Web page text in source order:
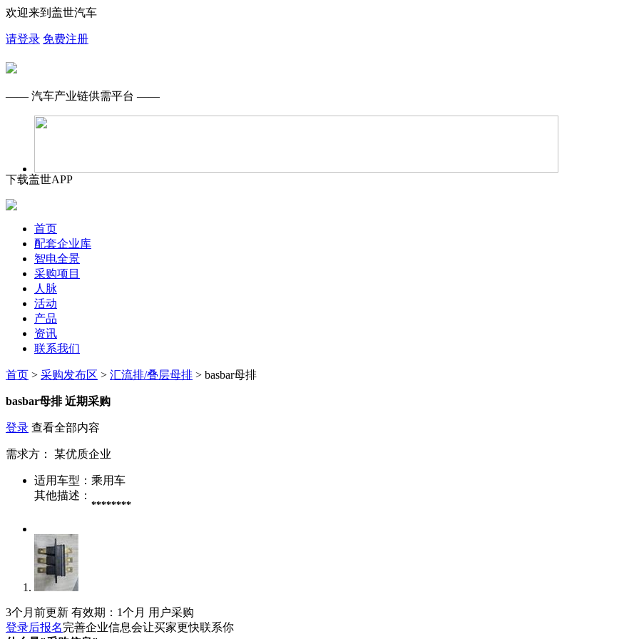
欢迎来到盖世汽车
请登录 免费注册
—— 汽车产业链供需平台 ——
下载盖世APP
首页
配套企业库
智电全景
采购项目
人脉
活动
产品
资讯
联系我们
首页 > 采购发布区 > 汇流排/叠层母排 > basbar母排
basbar母排 近期采购
登录 查看全部内容
需求方： 某优质企业
适用车型： 乘用车
其他描述：
********
3个月前更新 有效期：1个月 用户采购
登录后报名完善企业信息会让买家更快联系你